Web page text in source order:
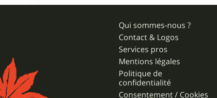
Qui sommes-nous ?
Contact & Logos
Services pros
Mentions légales
Politique de
confidentialité
Consentement / Cookies